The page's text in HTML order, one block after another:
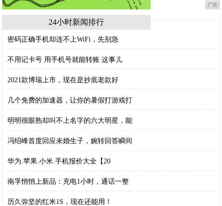
广告
24小时新闻排行
密码正确手机却连不上WiFi，先别急
不用记卡号 用手机号就能转账 这事儿
2021款博瑞上市，现在是抄底老款好
几个免费的加速器，让你的暑假打游戏打
明明很眼熟却叫不上名字的六大明星，能
冯绍峰首度回应未婚生子，婉转回答瞬间
华为.苹果.小米.手机报价大全【20
南孚悄悄上新品：充电1小时，通话一整
历久弥坚的红米1S，现在还能用！